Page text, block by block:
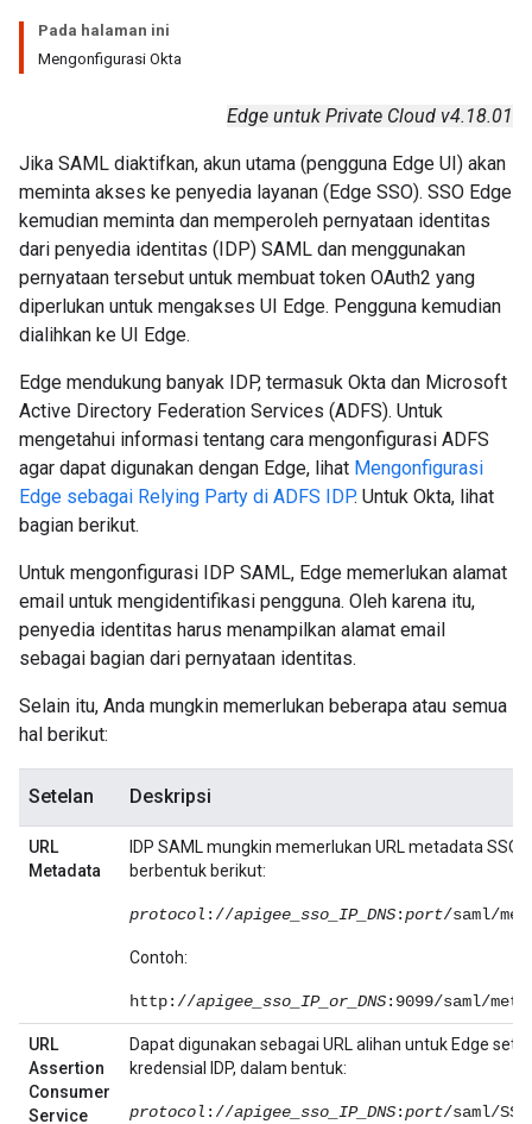
Pada halaman ini
Mengonfigurasi Okta
Edge untuk Private Cloud v4.18.01
Jika SAML diaktifkan, akun utama (pengguna Edge UI) akan
meminta akses ke penyedia layanan (Edge SSO). SSO Edge
kemudian meminta dan memperoleh pernyataan identitas
dari penyedia identitas (IDP) SAML dan menggunakan
pernyataan tersebut untuk membuat token OAuth2 yang
diperlukan untuk mengakses UI Edge. Pengguna kemudian
dialihkan ke UI Edge.
Edge mendukung banyak IDP, termasuk Okta dan Microsoft
Active Directory Federation Services (ADFS). Untuk
mengetahui informasi tentang cara mengonfigurasi ADFS
agar dapat digunakan dengan Edge, lihat Mengonfigurasi
Edge sebagai Relying Party di ADFS IDP. Untuk Okta, lihat
bagian berikut.
Untuk mengonfigurasi IDP SAML, Edge memerlukan alamat
email untuk mengidentifikasi pengguna. Oleh karena itu,
penyedia identitas harus menampilkan alamat email
sebagai bagian dari pernyataan identitas.
Selain itu, Anda mungkin memerlukan beberapa atau semua
hal berikut:
Setelan Deskripsi
URL
Metadata
IDP SAML mungkin memerlukan URL metadata SSO
berbentuk berikut:
protocol ://apigee_sso_IP_DNS:port/saml/
Contoh:
http://apigee_sso_IP_or_DNS:9099/saml/
URL
Assertion
Consumer
Service
Dapat digunakan sebagai URL alihan untuk Edge
kredensial IDP, dalam bentuk:
protocol ://apigee_sso_IP_DNS:port/saml/